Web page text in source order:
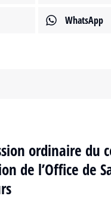
WhatsApp
ordinaire du
de l’Office de